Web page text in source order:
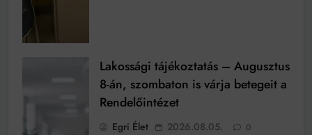
Lakossági tájékoztatás – Augusztus
8-án, szombaton is várja betegeit a
Rendelőintézet
Egri Élet 2026.08.05. 0